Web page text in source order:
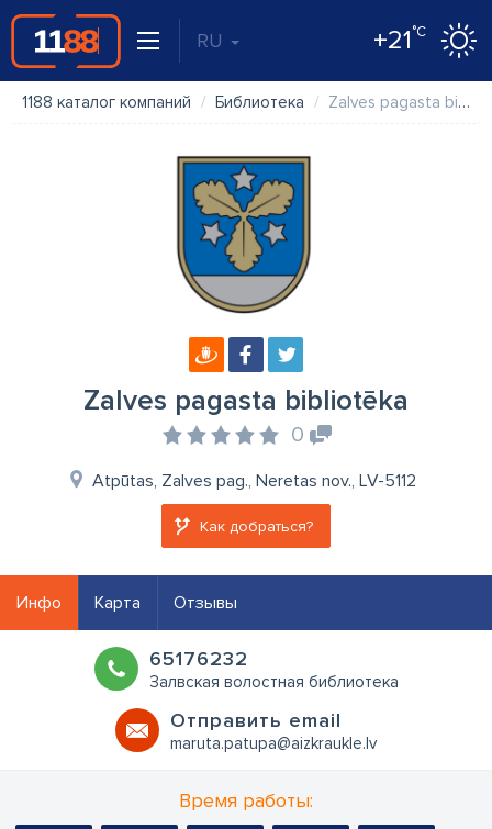
RU +21°C
1188 каталог компаний Библиотека Zalves pagasta bibliotēka
Zalves pagasta bibliotēka
0
Atpūtas, Zalves pag., Neretas nov., LV-5112
Как добраться?
Инфо Карта Отзывы
65176232
Залвская волостная библиотека
Oтправить email
maruta.patupa@aizkraukle.lv
Время работы: